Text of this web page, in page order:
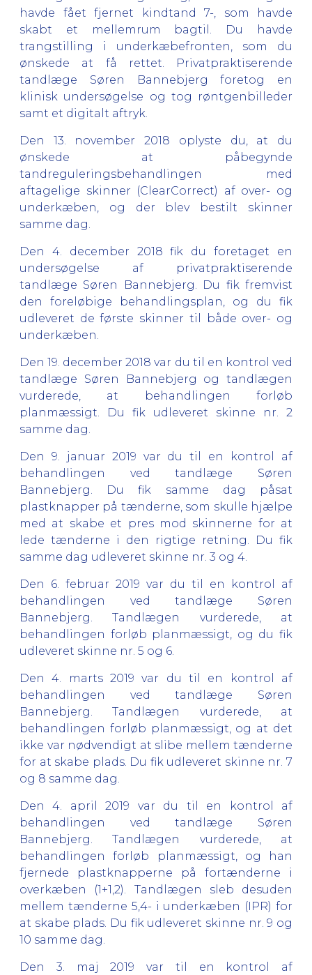
havde fået fjernet kindtand 7-, som havde
skabt et mellemrum bagtil. Du havde
trangstilling i underkæbefronten, som du
ønskede at få rettet. Privatpraktiserende
tandlæge Søren Bannebjerg foretog en
klinisk undersøgelse og tog røntgenbilleder
samt et digitalt aftryk.
Den 13. november 2018 oplyste du, at du
ønskede at påbegynde
tandreguleringsbehandlingen med
aftagelige skinner (ClearCorrect) af over- og
underkæben, og der blev bestilt skinner
samme dag.
Den 4. december 2018 fik du foretaget en
undersøgelse af privatpraktiserende
tandlæge Søren Bannebjerg. Du fik fremvist
den foreløbige behandlingsplan, og du fik
udleveret de første skinner til både over- og
underkæben.
Den 19. december 2018 var du til en kontrol ved
tandlæge Søren Bannebjerg og tandlægen
vurderede, at behandlingen forløb
planmæssigt. Du fik udleveret skinne nr. 2
samme dag.
Den 9. januar 2019 var du til en kontrol af
behandlingen ved tandlæge Søren
Bannebjerg. Du fik samme dag påsat
plastknapper på tænderne, som skulle hjælpe
med at skabe et pres mod skinnerne for at
lede tænderne i den rigtige retning. Du fik
samme dag udleveret skinne nr. 3 og 4.
Den 6. februar 2019 var du til en kontrol af
behandlingen ved tandlæge Søren
Bannebjerg. Tandlægen vurderede, at
behandlingen forløb planmæssigt, og du fik
udleveret skinne nr. 5 og 6.
Den 4. marts 2019 var du til en kontrol af
behandlingen ved tandlæge Søren
Bannebjerg. Tandlægen vurderede, at
behandlingen forløb planmæssigt, og at det
ikke var nødvendigt at slibe mellem tænderne
for at skabe plads. Du fik udleveret skinne nr. 7
og 8 samme dag.
Den 4. april 2019 var du til en kontrol af
behandlingen ved tandlæge Søren
Bannebjerg. Tandlægen vurderede, at
behandlingen forløb planmæssigt, og han
fjernede plastknapperne på fortænderne i
overkæben (1+1,2). Tandlægen sleb desuden
mellem tænderne 5,4- i underkæben (IPR) for
at skabe plads. Du fik udleveret skinne nr. 9 og
10 samme dag.
Den 3. maj 2019 var til en kontrol af